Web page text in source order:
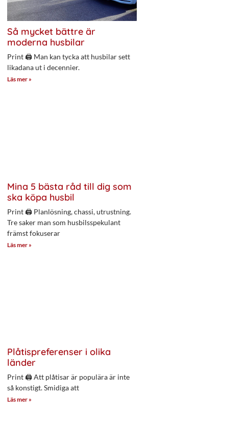
Så mycket bättre är
moderna husbilar
Print 🖨 Man kan tycka att husbilar sett
likadana ut i decennier.
Läs mer »
Mina 5 bästa råd till dig som
ska köpa husbil
Print 🖨 Planlösning, chassi, utrustning.
Tre saker man som husbilsspekulant
främst fokuserar
Läs mer »
Plåtispreferenser i olika
länder
Print 🖨 Att plåtisar är populära är inte
så konstigt. Smidiga att
Läs mer »